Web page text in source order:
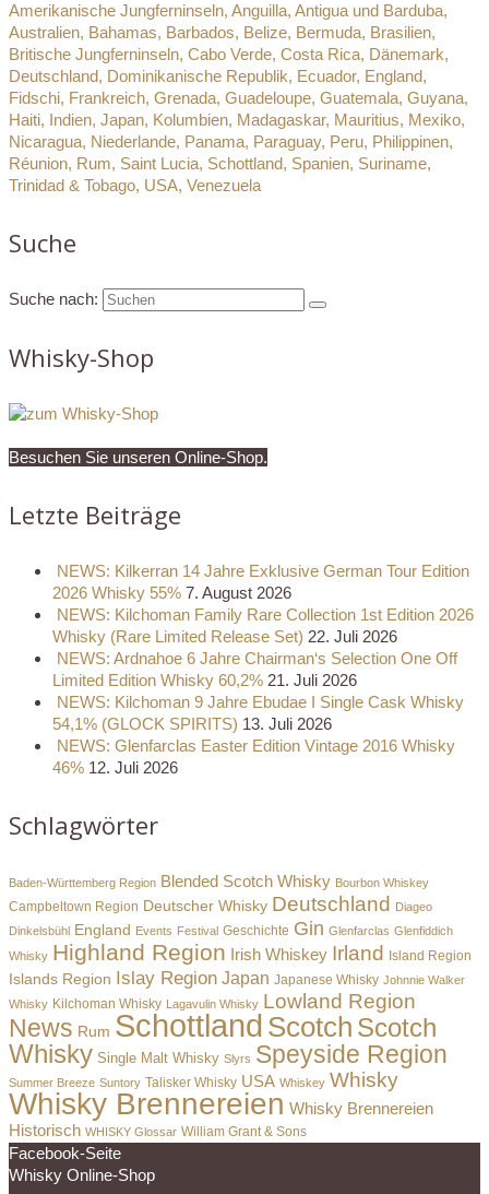
Amerikanische Jungferninseln, Anguilla, Antigua und Barduba,
Australien, Bahamas, Barbados, Belize, Bermuda, Brasilien,
Britische Jungferninseln, Cabo Verde, Costa Rica, Dänemark,
Deutschland, Dominikanische Republik, Ecuador, England,
Fidschi, Frankreich, Grenada, Guadeloupe, Guatemala, Guyana,
Haiti, Indien, Japan, Kolumbien, Madagaskar, Mauritius, Mexiko,
Nicaragua, Niederlande, Panama, Paraguay, Peru, Philippinen,
Réunion, Rum, Saint Lucia, Schottland, Spanien, Suriname,
Trinidad & Tobago, USA, Venezuela
Suche
Suche nach:
Whisky-Shop
Besuchen Sie unseren Online-Shop.
Letzte Beiträge
NEWS: Kilkerran 14 Jahre Exklusive German Tour Edition
2026 Whisky 55% 7. August 2026
NEWS: Kilchoman Family Rare Collection 1st Edition 2026
Whisky (Rare Limited Release Set) 22. Juli 2026
NEWS: Ardnahoe 6 Jahre Chairman‘s Selection One Off
Limited Edition Whisky 60,2% 21. Juli 2026
NEWS: Kilchoman 9 Jahre Ebudae I Single Cask Whisky
54,1% (GLOCK SPIRITS) 13. Juli 2026
NEWS: Glenfarclas Easter Edition Vintage 2016 Whisky
46% 12. Juli 2026
Schlagwörter
Baden-Württemberg Region Blended Scotch Whisky Bourbon Whiskey
Campbeltown Region Deutscher Whisky Deutschland
Diageo
Dinkelsbühl
England Events Festival Geschichte Gin Glenfarclas Glenfiddich
Whisky Highland Region Irish Whiskey Irland Island Region
Islands Region Islay Region Japan Japanese Whisky Johnnie Walker
Whisky Kilchoman Whisky Lagavulin Whisky Lowland Region
News Rum Schottland Scotch Scotch
Whisky Single Malt Whisky Slyrs Speyside Region
Summer Breeze Suntory Talisker Whisky USA Whiskey Whisky
Whisky Brennereien Whisky Brennereien
Historisch WHISKY Glossar William Grant & Sons
Facebook-Seite
Whisky Online-Shop